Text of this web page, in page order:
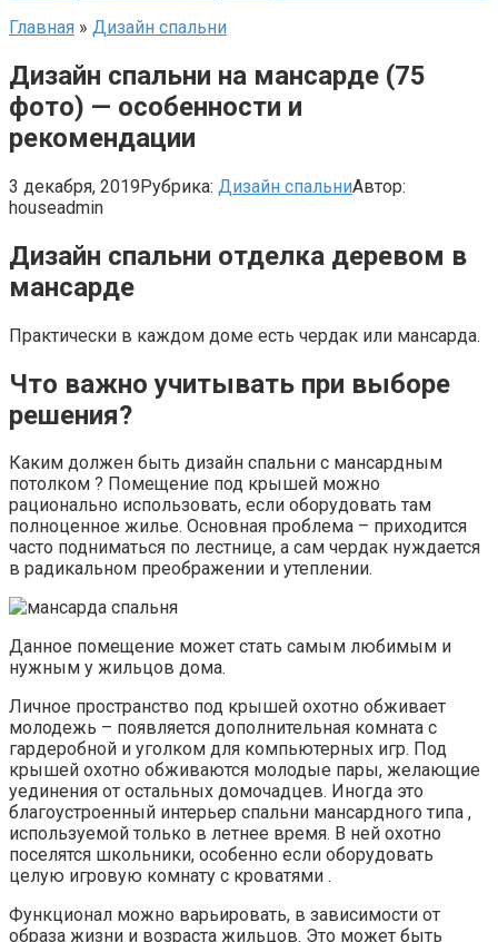
Главная » Дизайн спальни
Дизайн спальни на мансарде (75
фото) — особенности и
рекомендации
3 декабря, 2019Рубрика: Дизайн спальниАвтор:
houseadmin
Дизайн спальни отделка деревом в
мансарде
Практически в каждом доме есть чердак или мансарда.
Что важно учитывать при выборе
решения?
Каким должен быть дизайн спальни с мансардным
потолком ? Помещение под крышей можно
рационально использовать, если оборудовать там
полноценное жилье. Основная проблема – приходится
часто подниматься по лестнице, а сам чердак нуждается
в радикальном преображении и утеплении.
Данное помещение может стать самым любимым и
нужным у жильцов дома.
Личное пространство под крышей охотно обживает
молодежь – появляется дополнительная комната с
гардеробной и уголком для компьютерных игр. Под
крышей охотно обживаются молодые пары, желающие
уединения от остальных домочадцев. Иногда это
благоустроенный интерьер спальни мансардного типа ,
используемой только в летнее время. В ней охотно
поселятся школьники, особенно если оборудовать
целую игровую комнату с кроватями .
Функционал можно варьировать, в зависимости от
образа жизни и возраста жильцов. Это может быть